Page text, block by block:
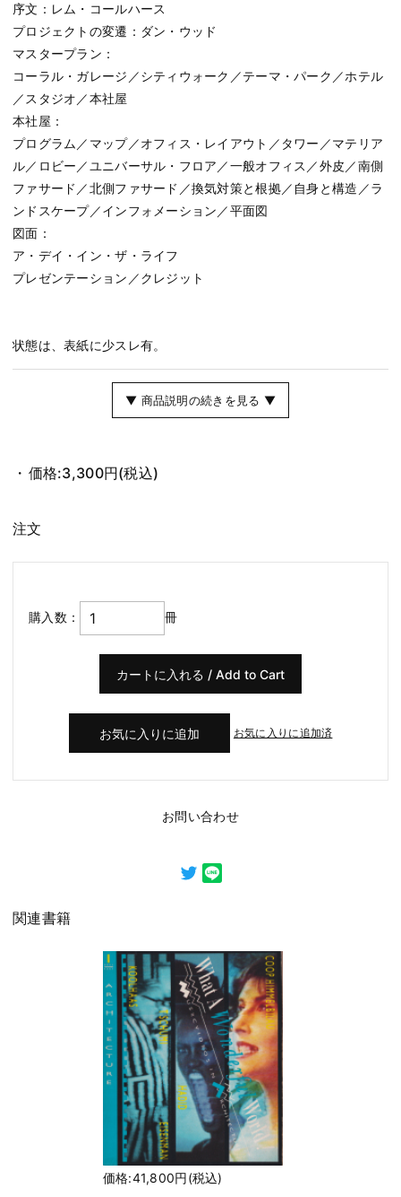
序文：レム・コールハース
プロジェクトの変遷：ダン・ウッド
マスタープラン：
コーラル・ガレージ／シティウォーク／テーマ・パーク／ホテル
／スタジオ／本社屋
本社屋：
プログラム／マップ／オフィス・レイアウト／タワー／マテリア
ル／ロビー／ユニバーサル・フロア／一般オフィス／外皮／南側
ファサード／北側ファサード／換気対策と根拠／自身と構造／ラ
ンドスケープ／インフォメーション／平面図
図面：
ア・デイ・イン・ザ・ライフ
プレゼンテーション／クレジット
状態は、表紙に少スレ有。
▼ 商品説明の続きを見る ▼
価格:3,300円(税込)
注文
購入数： 冊
お気に入りに追加済
お問い合わせ
関連書籍
価格:41,800円(税込)